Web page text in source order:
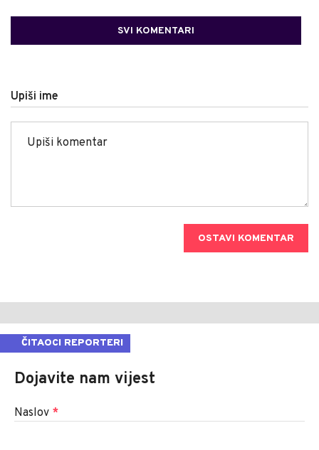
SVI KOMENTARI
Upiši ime
OSTAVI KOMENTAR
ČITAOCI REPORTERI
Dojavite nam vijest
Naslov *